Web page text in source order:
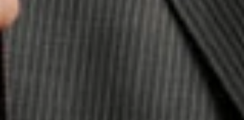
年ドイツW杯。クロアチア戦、モドリッチとの
、やっぱり10番が誰より似合う